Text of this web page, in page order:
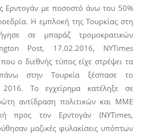
Ερντογάν με ποσοστό άνω του 50%
Η εμπλοκή της Τουρκίας στη
σε μπαράζ τρομοκρατικών
Post, 17.02.2016, NYTimes
ο διεθνής τύπος είχε στρέψει τα
στην Τουρκία ξέσπασε το
Το εγχείρημα κατέληξε σε
αντίδραση πολιτικών και ΜΜΕ
προς τον Ερντογάν (NYTimes,
μαζικές φυλακίσεις υπόπτων